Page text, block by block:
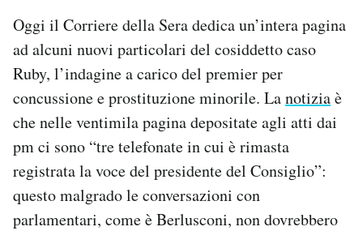
SHOP
CALENDARIO
AREA PERSONALE
Area Personale
Newsletter
Oggi il Corriere della Sera dedica un’intera pagina
ad alcuni nuovi particolari del cosiddetto caso
Ruby, l’indagine a carico del premier per
concussione e prostituzione minorile. Lanotiziaè
che nelle ventimila pagina depositate agli atti dai
pm ci sono “tre telefonate in cui è rimasta
registrata la voce del presidente del Consiglio”:
questo malgrado le conversazioni con
parlamentari, come è Berlusconi, non dovrebbero